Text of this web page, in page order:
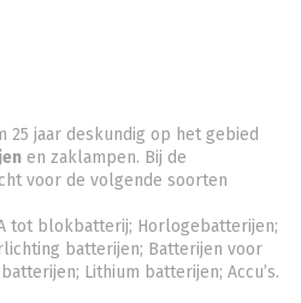
25 jaar deskundig op het gebied
en zaklampen. Bij de
voor de volgende soorten
tot blokbatterij; Horlogebatterijen;
batterijen; Batterijen voor
Lithium batterijen; Accu’s.